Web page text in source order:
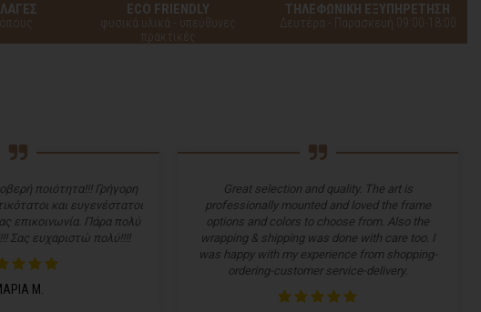
ECO FRIENDLY
φυσικά υλικά - υπεύθυνες
πρακτικές
ΤΗΛΕΦΩΝΙΚΗ ΕΞΥΠΗΡΕΤΗΣΗ
Δευτέρα - Παρασκευή 09:00-18:00
ποιότητα!!! Γρήγορη
και ευγενέστατοι
επικοινωνία. Πάρα πολύ
Σας ευχαριστώ πολύ!!!!
Μ.
Great selection and quality. The art is
professionally mounted and loved the frame
options and colors to choose from. Also the
wrapping & shipping was done with care too. I
was happy with my experience from shopping-
ordering-customer service-delivery.